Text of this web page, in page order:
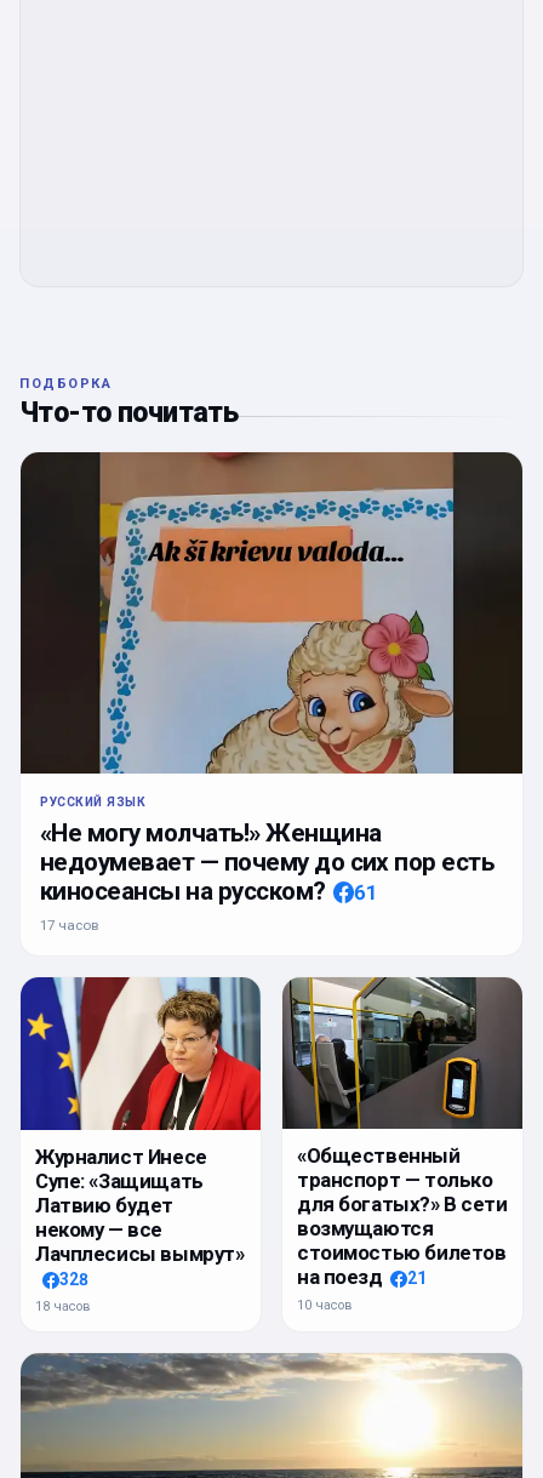
ПОДБОРКА
Что-то почитать
РУССКИЙ ЯЗЫК
«Не могу молчать!» Женщина
недоумевает — почему до сих пор есть
киносеансы на русском?
61
17 часов
Журналист Инесе
Супе: «Защищать
Латвию будет
некому — все
Лачплесисы вымрут»
328
18 часов
«Общественный
транспорт — только
для богатых?» В сети
возмущаются
стоимостью билетов
на поезд
21
10 часов